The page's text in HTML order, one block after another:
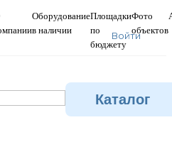
Оборудование
в наличии
Площадки
по
бюджету
Фото
объектов
Войти
Каталог